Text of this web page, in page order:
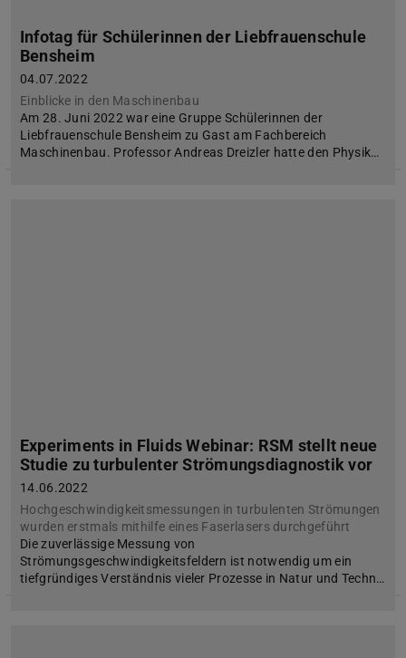
Infotag für Schülerinnen der Liebfrauenschule
Bensheim
04.07.2022
Einblicke in den Maschinenbau
Am 28. Juni 2022 war eine Gruppe Schülerinnen der
Liebfrauenschule Bensheim zu Gast am Fachbereich
Maschinenbau. Professor Andreas Dreizler hatte den Physik…
Experiments in Fluids Webinar: RSM stellt neue
Studie zu turbulenter Strömungsdiagnostik vor
14.06.2022
Hochgeschwindigkeitsmessungen in turbulenten Strömungen
wurden erstmals mithilfe eines Faserlasers durchgeführt
Die zuverlässige Messung von
Strömungsgeschwindigkeitsfeldern ist notwendig um ein
tiefgründiges Verständnis vieler Prozesse in Natur und Techn…